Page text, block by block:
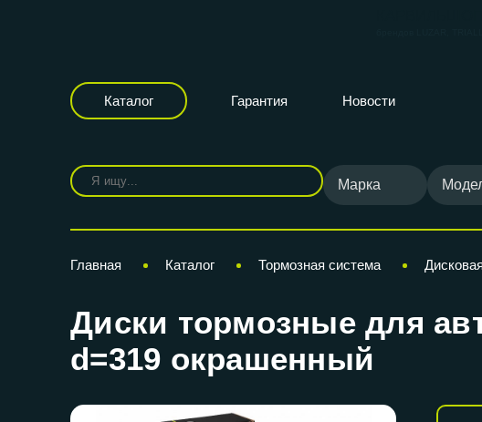
Каталог Гарантия Новости
Марка
Главная Каталог Тормозная система
Диски тормозные для
d=319 окрашенный